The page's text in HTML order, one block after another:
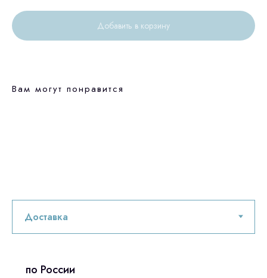
Добавить в корзину
Вам могут понравится
по России